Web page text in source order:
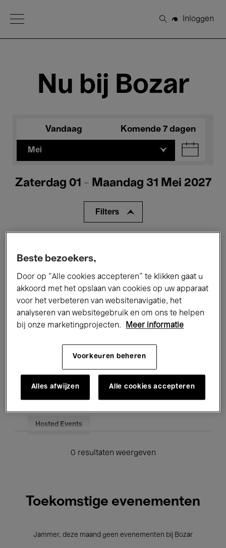
Open Menu
Zoeken
Inloggen
Nu bij Bozar
Vandaag Komende 7 dagen
Mei
Zaterdag 01 - Maandag 31 Mei 2027
Filters
Performances Lezingen & Debatten
Jazz Klassieke Muziek Global Music
Onderwijs Rondleidingen
Hosted Events
0 resultaten weergeven
Toekomstige evenementen
Jammer, deze maand geen evenementen bij Bozar
Beste bezoekers,
Door op “Alle cookies accepteren” te klikken gaat u
akkoord met het opslaan van cookies op uw apparaat
voor het verbeteren van websitenavigatie, het
analyseren van websitegebruik en om ons te helpen
bij onze marketingprojecten.
Meer informatie
Voorkeuren beheren
Alles afwijzen Alle cookies accepteren